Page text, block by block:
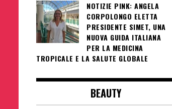
NOTIZIE PINK: ANGELA
CORPOLONGO ELETTA
PRESIDENTE SIMET, UNA
NUOVA GUIDA ITALIANA
PER LA MEDICINA
TROPICALE E LA SALUTE GLOBALE
BEAUTY